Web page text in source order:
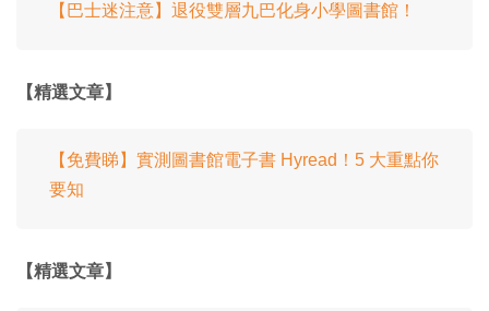
【巴士迷注意】退役雙層九巴化身小學圖書館！
【精選文章】
【免費睇】實測圖書館電子書 Hyread！5 大重點你
要知
【精選文章】